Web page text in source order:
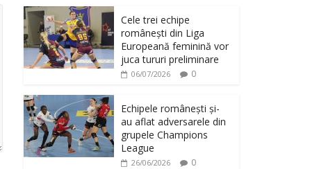
Cele trei echipe
românești din Liga
Europeană feminină vor
juca tururi preliminare
06/07/2026 0
Echipele românești și-
au aflat adversarele din
grupele Champions
League
26/06/2026 0